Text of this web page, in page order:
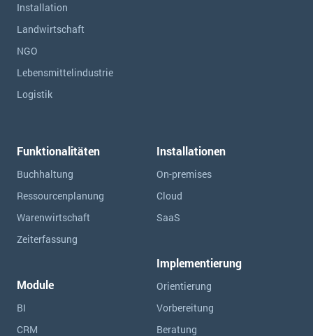
Installation
Landwirtschaft
NGO
Lebensmittelindustrie
Logistik
Funktionalitäten
Buchhaltung
Ressourcen­planung
Warenwirtschaft
Zeiterfassung
Module
BI
CRM
Installationen
On-premises
Cloud
SaaS
Implementierung
Orientierung
Vorbereitung
Beratung